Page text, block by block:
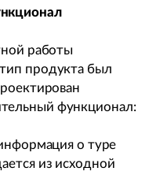
работы
продукта был
функционал:
о туре
из исходной